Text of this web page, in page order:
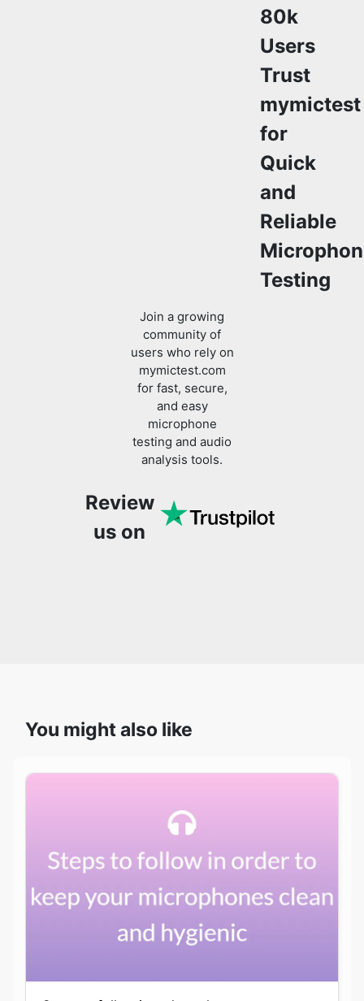
80k
Users
Trust
mymictest
for
Quick
and
Reliable
Testing
Join a growing
community of
users who rely on
mymictest.com
for fast, secure,
and easy
microphone
testing and audio
analysis tools.
Review
us on
You might also like